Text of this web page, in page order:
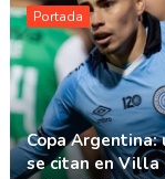
Portada
Copa
se citan en Villa